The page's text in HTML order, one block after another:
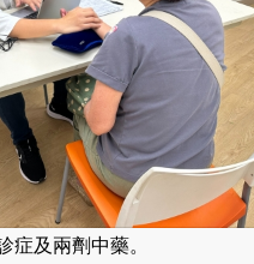
症及兩劑中藥。